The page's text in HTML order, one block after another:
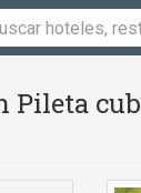
Pileta